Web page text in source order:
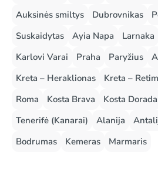
Auksinės smiltys
Dubrovnikas
Suskaidytas
Ayia Napa Larnaka
Karlovi Varai
Praha Paryžius
Kreta – Heraklionas
Kreta –
Roma
Kosta Brava Kosta Dorada
Tenerifė (Kanarai)
Alanija
Bodrumas
Kemeras Marmaris